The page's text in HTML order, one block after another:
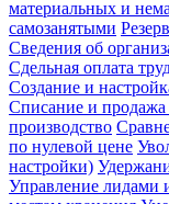
материальных и
самозанятыми
Сведения об
Сдельная оплата
Создание и
Списание и
производство
по нулевой цене
настройки)
Управление лидами